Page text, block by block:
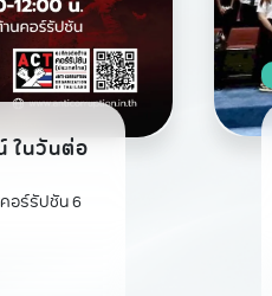
ในวันต่อ
อร์รัปชัน 6